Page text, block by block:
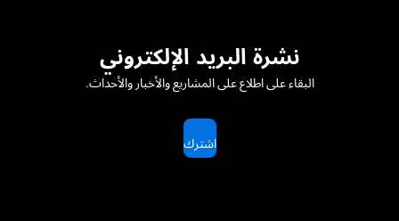
نشرة البريد الإلكتروني
البقاء على اطلاع على المشاريع والأخبار والأحداث.
اشترك